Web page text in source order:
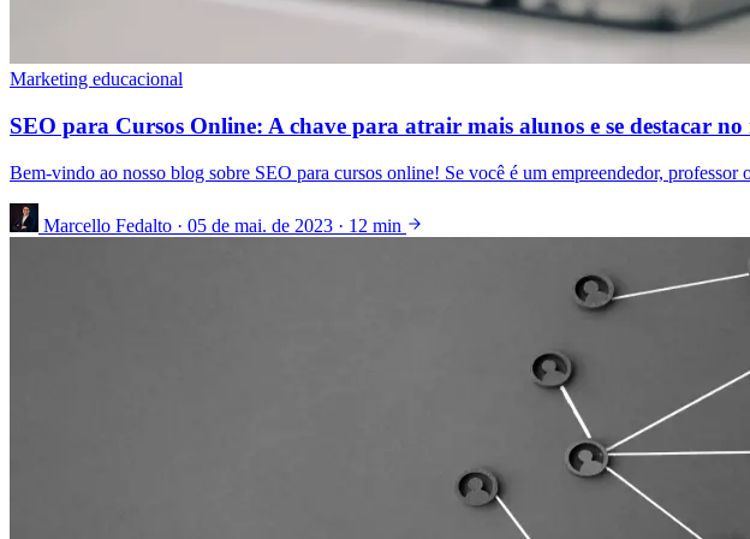
Marketing educacional
SEO para Cursos Online: A chave para atrair mais alunos e se destacar no
Bem-vindo ao nosso blog sobre SEO para cursos online! Se você é um empreendedor,
Marcello Fedalto · 05 de mai. de 2023 · 12 min